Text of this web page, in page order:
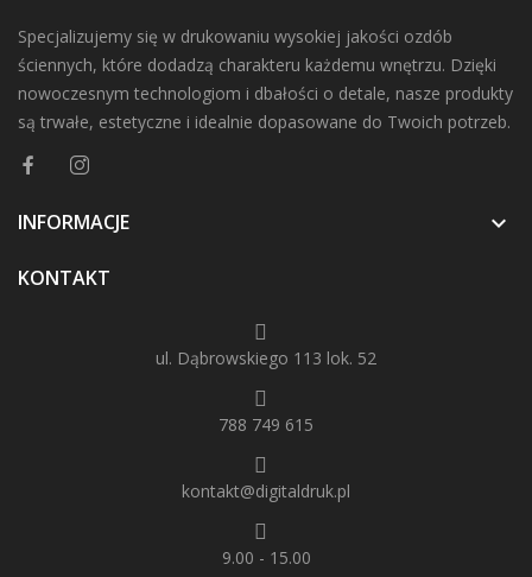
Specjalizujemy się w drukowaniu wysokiej jakości ozdób
ściennych, które dodadzą charakteru każdemu wnętrzu. Dzięki
nowoczesnym technologiom i dbałości o detale, nasze produkty
są trwałe, estetyczne i idealnie dopasowane do Twoich potrzeb.
INFORMACJE 
KONTAKT
ul. Dąbrowskiego 113 lok. 52
788 749 615
kontakt@digitaldruk.pl
9.00 - 15.00